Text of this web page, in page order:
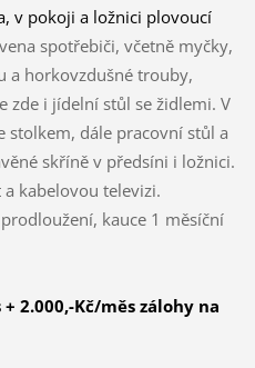
v pokoji a ložnici plovoucí
spotřebiči, včetně myčky,
a horkovzdušné trouby,
zde i jídelní stůl se židlemi. V
stolkem, dále pracovní stůl a
skříně v předsíni i ložnici.
kabelovou televizi.
kauce 1 měsíční
2.000,-Kč/měs zálohy na